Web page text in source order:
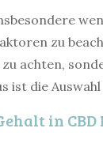
zu
achten,
ist die
in